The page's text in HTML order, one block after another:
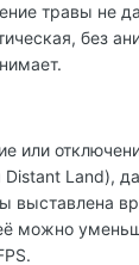
травы не
без
или
Land),
выставлена
можно